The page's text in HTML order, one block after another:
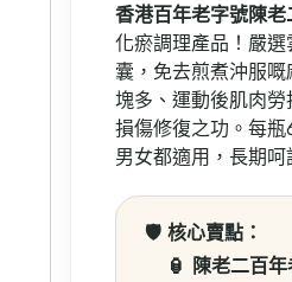
香港百年老字號陳
化瘀調理產品！嚴
囊，免去煎煮沖服
塊多、運動後肌肉
損傷修復之功。每
男女都適用，長期
🛡️ 核心賣點：
🏮 陳老二百